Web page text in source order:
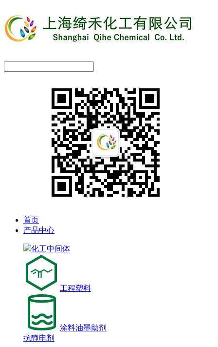
首页
产品中心
化工中间体
工程塑料
涂料油墨助剂
抗静电剂